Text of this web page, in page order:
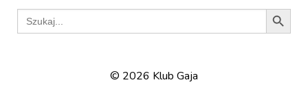
Search
for:
Search
© 2026 Klub Gaja